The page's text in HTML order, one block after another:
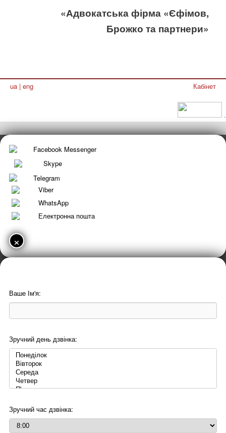
«Адвокатська фірма «Єфімов,
Брожко та партнери»
ua | eng Кабінет
.
Facebook Messenger
Skype
Telegram
Viber
WhatsApp
Електронна пошта
×
Ваше Ім'я:
Зручний день дзвінка:
Зручний час дзвінка: